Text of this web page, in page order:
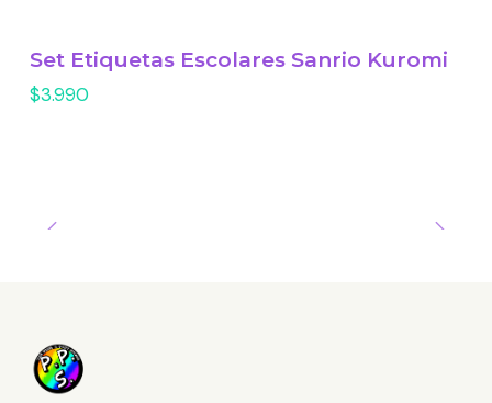
Set Etiquetas Escolares Sanrio Kuromi
$3.990